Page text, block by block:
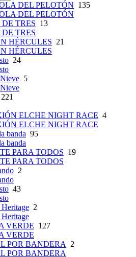
DEL PELOTÓN 135
DEL PELOTÓN
TRES 13
TRES
HÉRCULES 21
HÉRCULES
24
5
221
ELCHE NIGHT RACE 4
ELCHE NIGHT RACE
banda 95
banda
PARA TODOS 19
PARA TODOS
2
43
2
VERDE 127
VERDE
POR BANDERA
2
POR BANDERA